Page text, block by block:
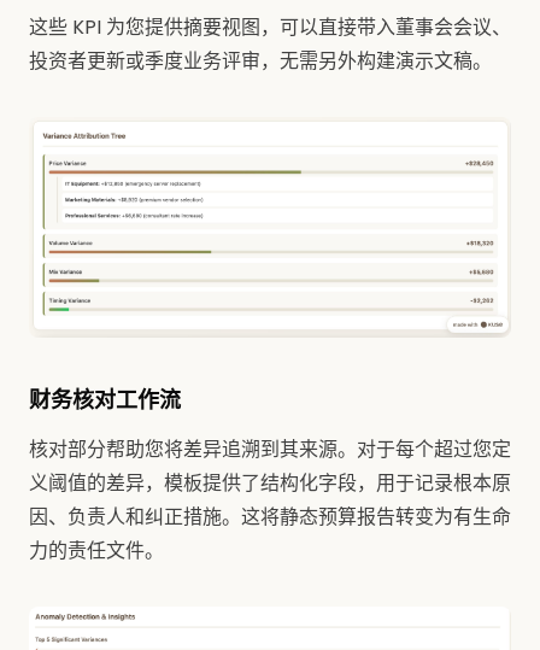
这些 KPI 为您提供摘要视图，可以直接带入董事会会议、
投资者更新或季度业务评审，无需另外构建演示文稿。
财务核对工作流
核对部分帮助您将差异追溯到其来源。对于每个超过您定
义阈值的差异，模板提供了结构化字段，用于记录根本原
因、负责人和纠正措施。这将静态预算报告转变为有生命
力的责任文件。